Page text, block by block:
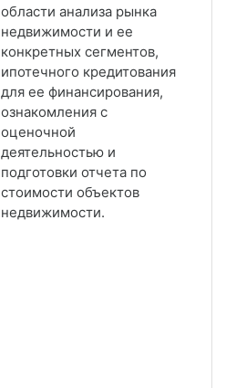
области анализа рынка
недвижимости и ее
конкретных сегментов,
ипотечного кредитования
для ее финансирования,
ознакомления с
оценочной
деятельностью и
подготовки отчета по
стоимости объектов
недвижимости.